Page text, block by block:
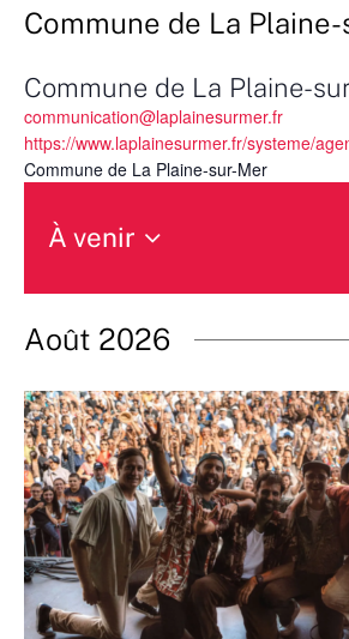
Commune de La
Commune de La Plaine-
communication@laplainesurmer.fr
https://www.laplainesurmer.fr/systeme/
Commune de La Plaine-sur-Mer
À venir
une
date.
Août 2026